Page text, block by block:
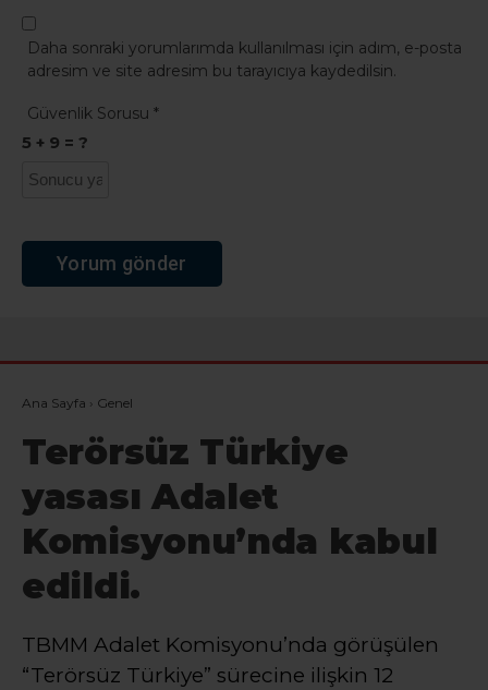
Daha sonraki yorumlarımda kullanılması için adım, e-posta
adresim ve site adresim bu tarayıcıya kaydedilsin.
Güvenlik Sorusu *
5 + 9 = ?
Ana Sayfa › Genel
Terörsüz Türkiye
yasası Adalet
Komisyonu’nda kabul
edildi.
TBMM Adalet Komisyonu’nda görüşülen
“Terörsüz Türkiye” sürecine ilişkin 12